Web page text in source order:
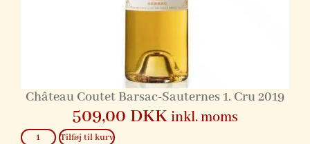
Château Coutet Barsac-Sauternes 1. Cru 2019
509,00 DKKinkl. moms
Tilføj til kurv